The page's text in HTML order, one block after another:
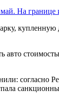
май. На
купленную
согласно